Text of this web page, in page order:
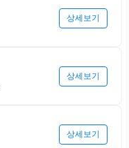
상세보기
상세보기
상세보기